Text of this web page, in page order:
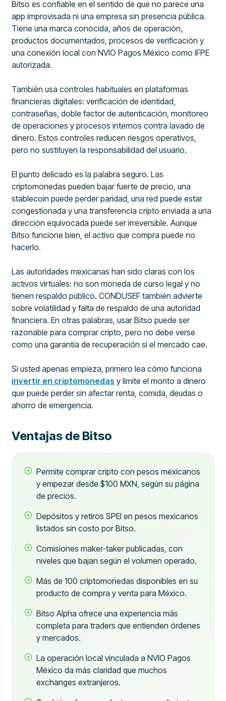
Bitso es confiable en el sentido de que no parece una
app improvisada ni una empresa sin presencia pública.
Tiene una marca conocida, años de operación,
productos documentados, procesos de verificación y
una conexión local con NVIO Pagos México como IFPE
autorizada.
También usa controles habituales en plataformas
financieras digitales: verificación de identidad,
contraseñas, doble factor de autenticación, monitoreo
de operaciones y procesos internos contra lavado de
dinero. Estos controles reducen riesgos operativos,
pero no sustituyen la responsabilidad del usuario.
El punto delicado es la palabra seguro. Las
criptomonedas pueden bajar fuerte de precio, una
stablecoin puede perder paridad, una red puede estar
congestionada y una transferencia cripto enviada a una
dirección equivocada puede ser irreversible. Aunque
Bitso funcione bien, el activo que compra puede no
hacerlo.
Las autoridades mexicanas han sido claras con los
activos virtuales: no son moneda de curso legal y no
tienen respaldo público. CONDUSEF también advierte
sobre volatilidad y falta de respaldo de una autoridad
financiera. En otras palabras, usar Bitso puede ser
razonable para comprar cripto, pero no debe verse
como una garantía de recuperación si el mercado cae.
Si usted apenas empieza, primero lea cómo funciona
invertir en criptomonedas y limite el monto a dinero
que puede perder sin afectar renta, comida, deudas o
ahorro de emergencia.
Ventajas de Bitso
Permite comprar cripto con pesos mexicanos
y empezar desde $100 MXN, según su página
de precios.
Depósitos y retiros SPEI en pesos mexicanos
listados sin costo por Bitso.
Comisiones maker-taker publicadas, con
niveles que bajan según el volumen operado.
Más de 100 criptomonedas disponibles en su
producto de compra y venta para México.
Bitso Alpha ofrece una experiencia más
completa para traders que entienden órdenes
y mercados.
La operación local vinculada a NVIO Pagos
México da más claridad que muchos
exchanges extranjeros.